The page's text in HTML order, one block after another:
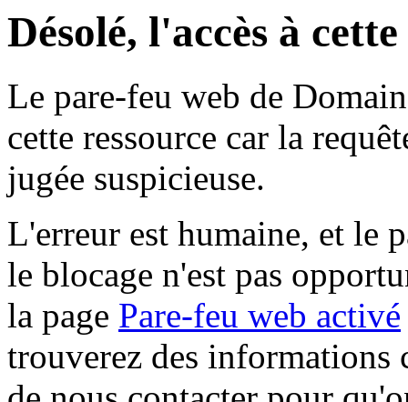
Désolé, l'accès à
Le pare-feu web de
cette ressource car la
jugée suspicieuse.
L'erreur est humaine, et le
le blocage n'est pas
la page Pare-feu web activé
trouverez des informations